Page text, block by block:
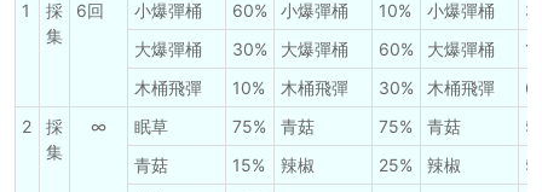
1
採
集
6回 小爆彈桶 60% 小爆彈桶 10% 小爆彈桶
大爆彈桶
30% 大爆彈桶 60% 大爆彈桶
木桶飛彈
10% 木桶飛彈 30% 木桶飛彈
2
採
集
∞ 眠草 75% 青菇 75% 青菇
青菇
15% 辣椒 25% 辣椒